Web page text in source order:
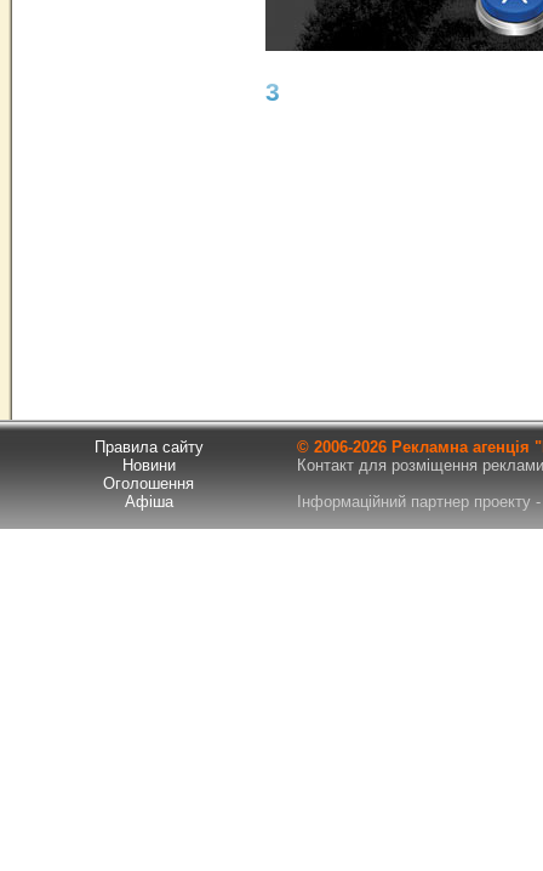
3
Правила сайту
Новини
Оголошення
Афіша
© 2006-2026 Рекламна
Контакт для розміщення
Інформаційний партнер проекту